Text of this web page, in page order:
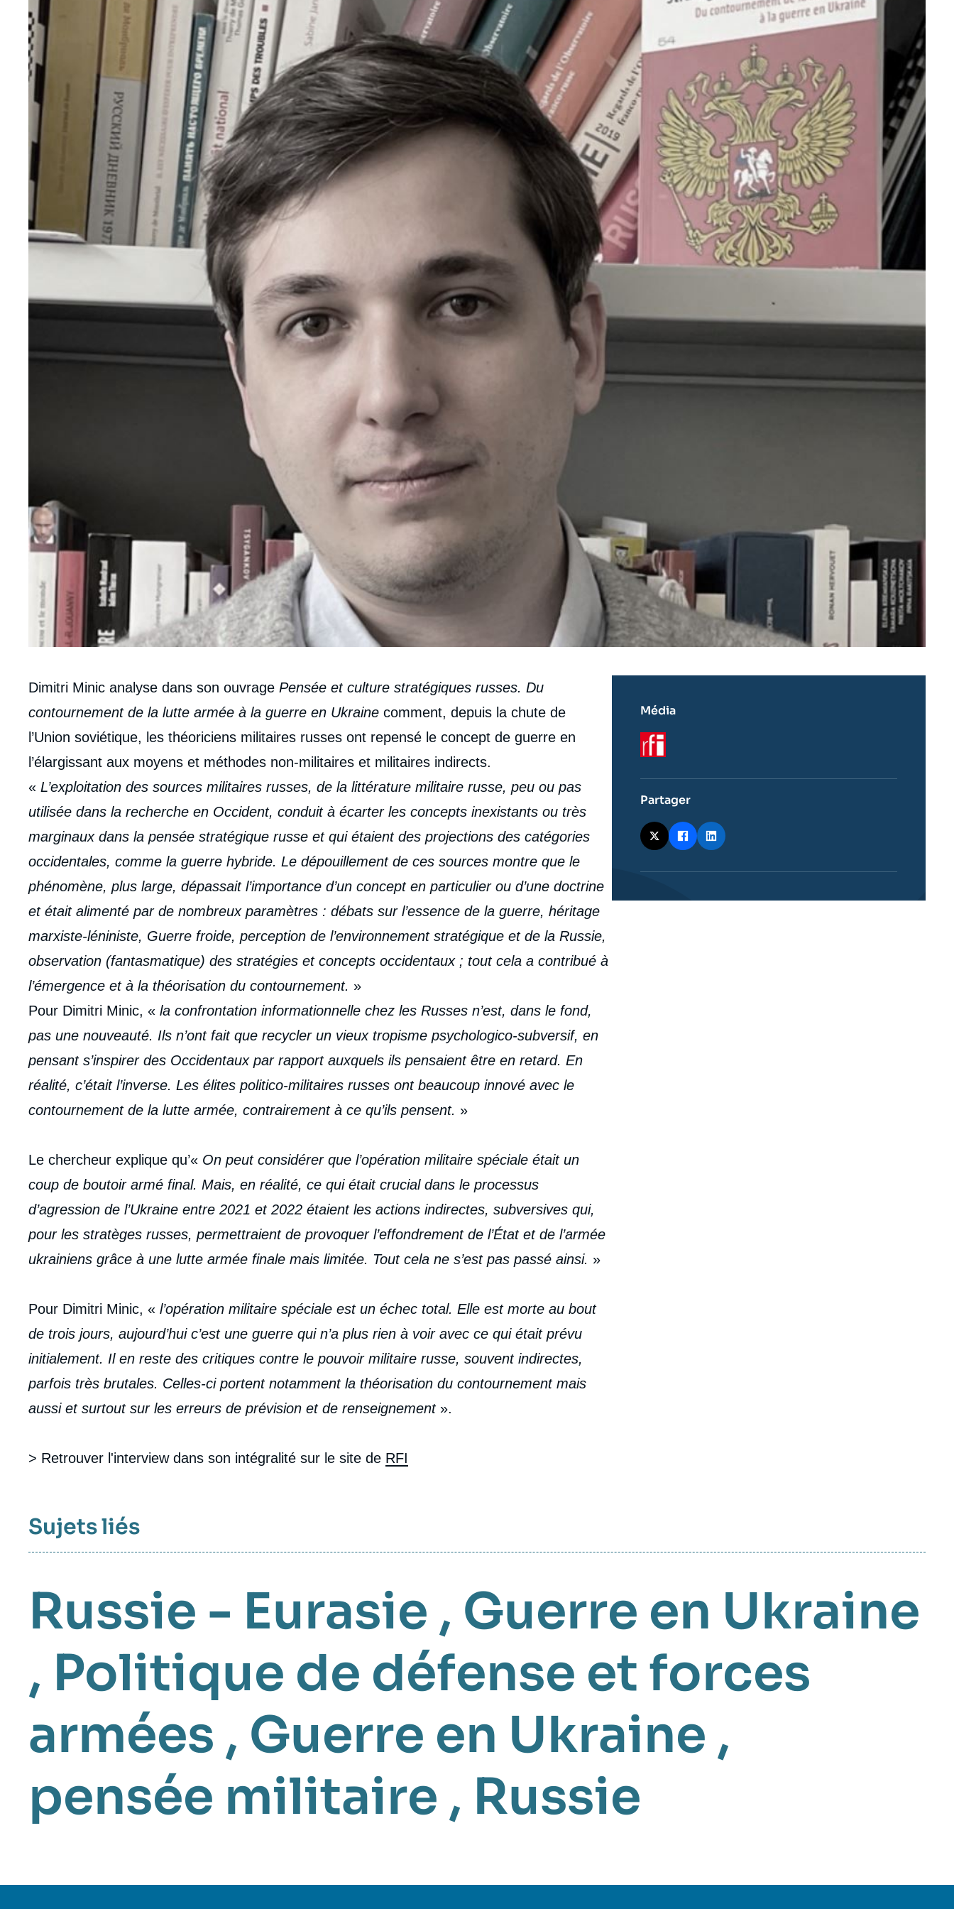
principale
médiatique
Contenu
intervention
médiatique
Dimitri Minic analyse dans son ouvrage Pensée et culture stratégiques russes. Du
contournement de la lutte armée à la guerre en Ukraine comment, depuis la chute de
l’Union soviétique, les théoriciens militaires russes ont repensé le concept de guerre en
l’élargissant aux moyens et méthodes non-militaires et militaires indirects.
« L’exploitation des sources militaires russes, de la littérature militaire russe, peu ou pas
utilisée dans la recherche en Occident, conduit à écarter les concepts inexistants ou très
marginaux dans la pensée stratégique russe et qui étaient des projections des catégories
occidentales, comme la guerre hybride. Le dépouillement de ces sources montre que le
phénomène, plus large, dépassait l’importance d’un concept en particulier ou d’une doctrine
et était alimenté par de nombreux paramètres : débats sur l’essence de la guerre, héritage
marxiste-léniniste, Guerre froide, perception de l’environnement stratégique et de la Russie,
observation (fantasmatique) des stratégies et concepts occidentaux ; tout cela a contribué à
l’émergence et à la théorisation du contournement. »
Pour Dimitri Minic, « la confrontation informationnelle chez les Russes n’est, dans le fond,
pas une nouveauté. Ils n’ont fait que recycler un vieux tropisme psychologico-subversif, en
pensant s’inspirer des Occidentaux par rapport auxquels ils pensaient être en retard. En
réalité, c’était l’inverse. Les élites politico-militaires russes ont beaucoup innové avec le
contournement de la lutte armée, contrairement à ce qu’ils pensent. »
Le chercheur explique qu’« On peut considérer que l’opération militaire spéciale était un
coup de boutoir armé final. Mais, en réalité, ce qui était crucial dans le processus
d’agression de l’Ukraine entre 2021 et 2022 étaient les actions indirectes, subversives qui,
pour les stratèges russes, permettraient de provoquer l’effondrement de l’État et de l’armée
ukrainiens grâce à une lutte armée finale mais limitée. Tout cela ne s’est pas passé ainsi. »
Pour Dimitri Minic, « l’opération militaire spéciale est un échec total. Elle est morte au bout
de trois jours, aujourd’hui c’est une guerre qui n’a plus rien à voir avec ce qui était prévu
initialement. Il en reste des critiques contre le pouvoir militaire russe, souvent indirectes,
parfois très brutales. Celles-ci portent notamment la théorisation du contournement mais
aussi et surtout sur les erreurs de prévision et de renseignement».
> Retrouver l'interview dans son intégralité sur le site de RFI
Média
Logo
Partager
Sujets liés
Russie - Eurasie , Guerre en Ukraine
, Politique de défense et forces
armées , Guerre en Ukraine ,
pensée militaire , Russie